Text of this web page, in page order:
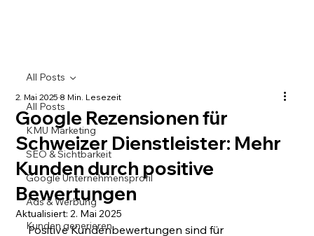
All Posts
KMU Marketing
SEO & Sichtbarkeit
Google Unternehmensprofil
Ads & Werbung
Kunden generieren
All Posts
Google Rezensionen für
Schweizer Dienstleister: Mehr
Kunden durch positive
Bewertungen
2. Mai 20258 Min. Lesezeit
Aktualisiert:2. Mai 2025
Positive Kundenbewertungen sind für